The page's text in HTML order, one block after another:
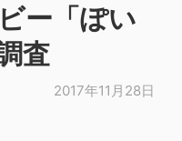
ー「ぽい
査
2017年11月28日